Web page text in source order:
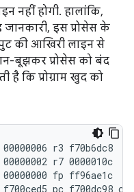
नहीं होगी. हालांकि,
जानकारी, इस प्रोसेस के
की आखिरी लाइन से
बूझकर प्रोसेस को बंद
है कि प्रोग्राम खुद को
r3 f70b6dc8
r7 0000010c
fp ff96ae1c